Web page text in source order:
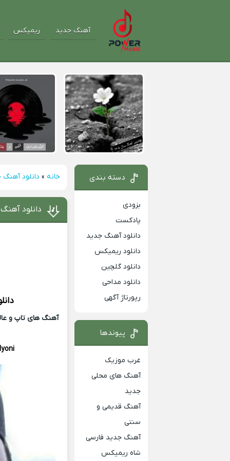
آهنگ جدید ریمیکس
خانه » دانلود
دانلود
آهنگ های تاپ و
دسته بندی
بزودی
پادکست
دانلود آهنگ جدید
دانلود ریمیکس
دانلود گلچین
دانلود مداحی
رپورتاژ آگهی
پیوندها
غرب موزیک
آهنگ های محلی
جدید
آهنگ قدیمی و
سنتی
آهنگ جدید فارسی
شاه ریمیکس